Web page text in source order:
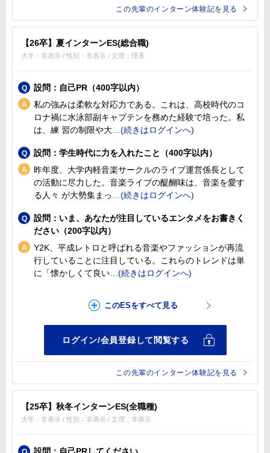
この先輩のインターン体験記を見る
【26卒】夏インターンES(総合職)
大学：非表示 / 性別：非表示 / 文理：理系
設問：自己PR（400字以内）
私の強みは柔軟な対応力である。これは、高校時代のコ
ロナ禍に水泳部副キャプテンを務めた経験で培った。私
は、練 習の制限や大
設問：学生時代に力を入れたこと（400字以内）
昨年度、大学内軽音楽サークルのライブ運営係長として
の活動に尽力した。音楽ライブの醍醐味は、音楽を愛す
る人々 が大勢集まっ
設問：いま、あなたが注目しているエンタメをお書きく
ださい（200字以内）
Y2K、平成レトロと呼ばれる音楽やファッションが再流
行していることに注目している。これらのトレンドは単
に「懐かしくて良い
この先輩のインターン体験記を見る
【25卒】秋冬インターンES(全職種)
大学：非表示 / 性別：非表示 / 文理：非表示
設問：自己PRしてください